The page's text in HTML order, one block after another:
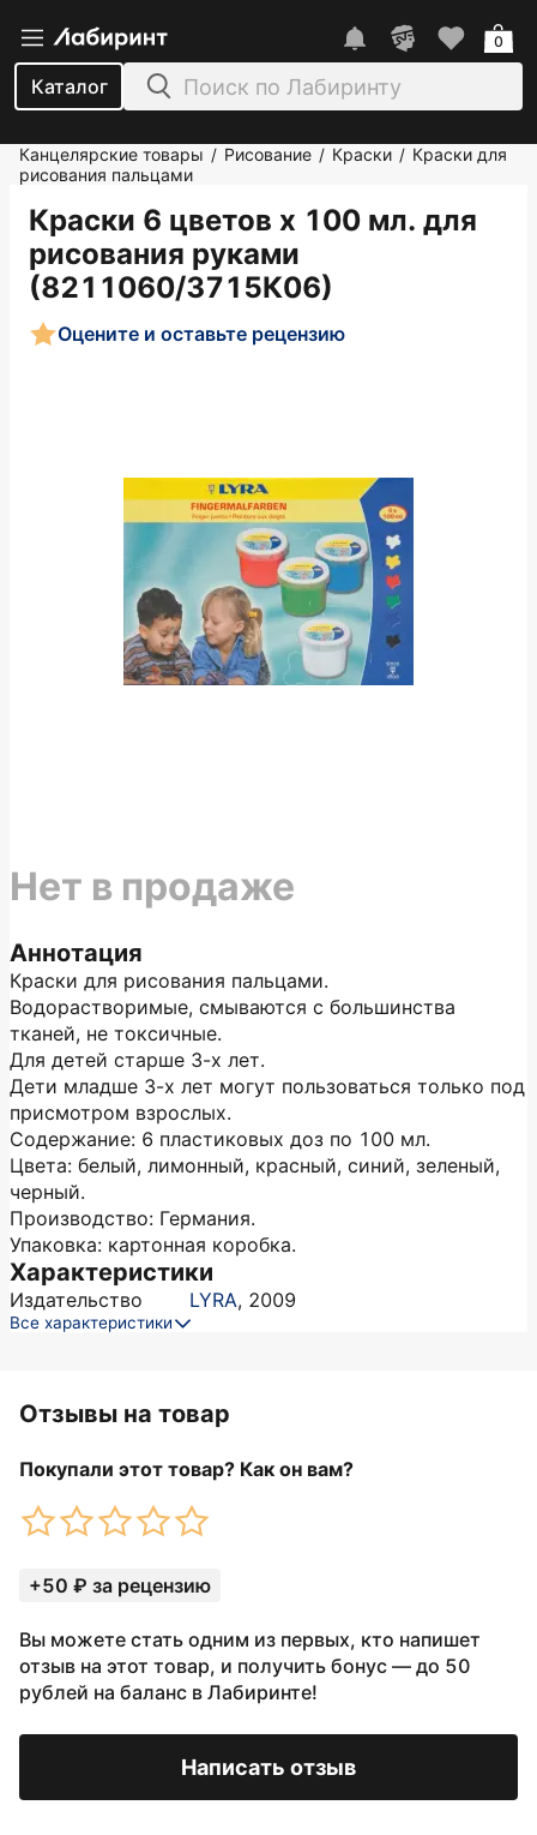
Каталог
0
Канцелярские товары / Рисование / Краски / Краски для
рисования пальцами
Краски 6 цветов х 100 мл. для
рисования руками
(8211060/3715К06)
Оцените и оставьте рецензию
Аннотация
Краски для рисования пальцами.
Водорастворимые, смываются с большинства
тканей, не токсичные.
Для детей старше 3-х лет.
Дети младше 3-х лет могут пользоваться только под
присмотром взрослых.
Содержание: 6 пластиковых доз по 100 мл.
Цвета: белый, лимонный, красный, синий, зеленый,
черный.
Производство: Германия.
Упаковка: картонная коробка.
Характеристики
Издательство LYRA, 2009
Все характеристики
Нет в продаже
Отзывы на товар
Покупали этот товар? Как он вам?
+50 ₽ за рецензию
Вы можете стать одним из первых, кто напишет
отзыв на этот товар, и получить бонус — до 50
рублей на баланс в Лабиринте!
Написать отзыв